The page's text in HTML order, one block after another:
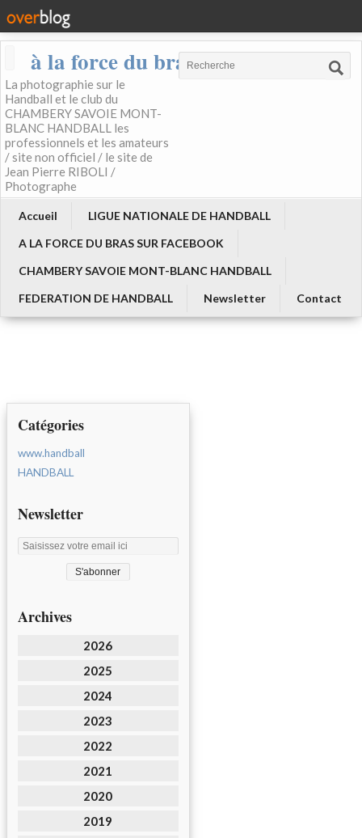
à la force du bras
La photographie sur le
Handball et le club du
CHAMBERY SAVOIE MONT-
BLANC HANDBALL les
professionnels et les amateurs
/ site non officiel / le site de
Jean Pierre RIBOLI /
Photographe
Accueil
LIGUE NATIONALE DE HANDBALL
A LA FORCE DU BRAS SUR FACEBOOK
CHAMBERY SAVOIE MONT-BLANC HANDBALL
FEDERATION DE HANDBALL
Newsletter Contact
Catégories
www.handball
HANDBALL
Newsletter
Archives
2026
2025
2024
2023
2022
2021
2020
2019